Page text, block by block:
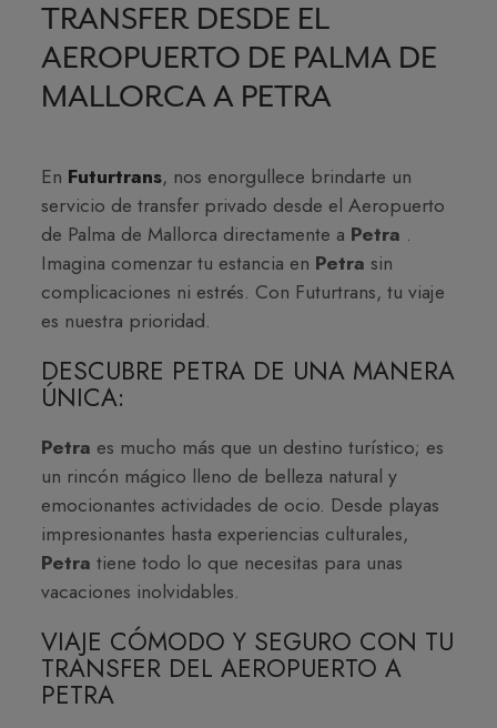
TRANSFER DESDE EL
AEROPUERTO DE PALMA DE
MALLORCA A PETRA
En Futurtrans, nos enorgullece brindarte un
servicio de transfer privado desde el Aeropuerto
de Palma de Mallorca directamente a Petra .
Imagina comenzar tu estancia en Petrasin
complicaciones ni estrés. Con Futurtrans, tu viaje
es nuestra prioridad.
DESCUBRE PETRA DE UNA MANERA
ÚNICA:
Petra es mucho más que un destino turístico; es
un rincón mágico lleno de belleza natural y
emocionantes actividades de ocio. Desde playas
impresionantes hasta experiencias culturales,
Petratiene todo lo que necesitas para unas
vacaciones inolvidables.
VIAJE CÓMODO Y SEGURO CON TU
TRANSFER DEL AEROPUERTO A
PETRA